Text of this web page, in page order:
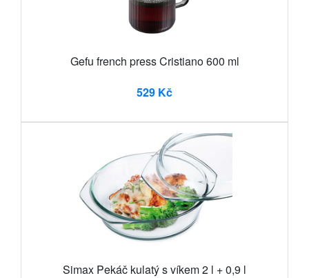
Gefu french press Cristiano 600 ml
529 Kč
Simax Pekáč kulatý s víkem 2 l + 0,9 l